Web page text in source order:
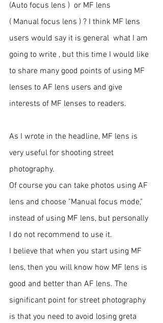
(Auto focus lens )  or MF lens
( Manual focus lens ) ? I think MF lens
users would say it is general  what I am
going to write , but this time I would like
to share many good points of using MF
lenses to AF lens users and give
interests of MF lenses to readers.
As I wrote in the headline, MF lens is
very useful for shooting street
photography.
Of course you can take photos using AF
lens and choose "Manual focus mode,"
instead of using MF lens, but personally
I do not recommend to use it.
I believe that when you start using MF
lens, then you will know how MF lens is
good and better than AF lens. The
significant point for street photography
is that you need to avoid losing greta